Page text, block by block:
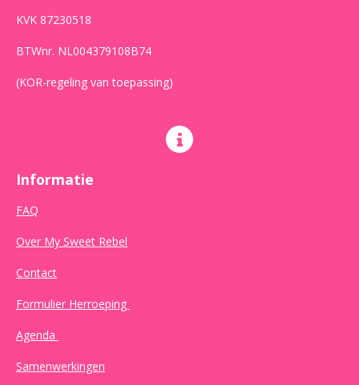
KVK 87230518
BTWnr. NL004379108B74
(KOR-regeling van toepassing)
Informatie
FAQ
Over My Sweet Rebel
Contact
Formulier Herroeping
Agenda
Samenwerkingen